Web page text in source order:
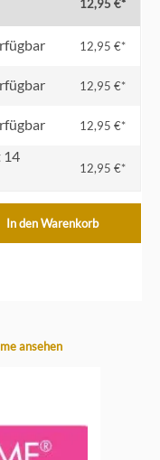
12,95 €*
12,95 €*
12,95 €*
12,95 €*
12,95 €*
In den Warenkorb
ansehen